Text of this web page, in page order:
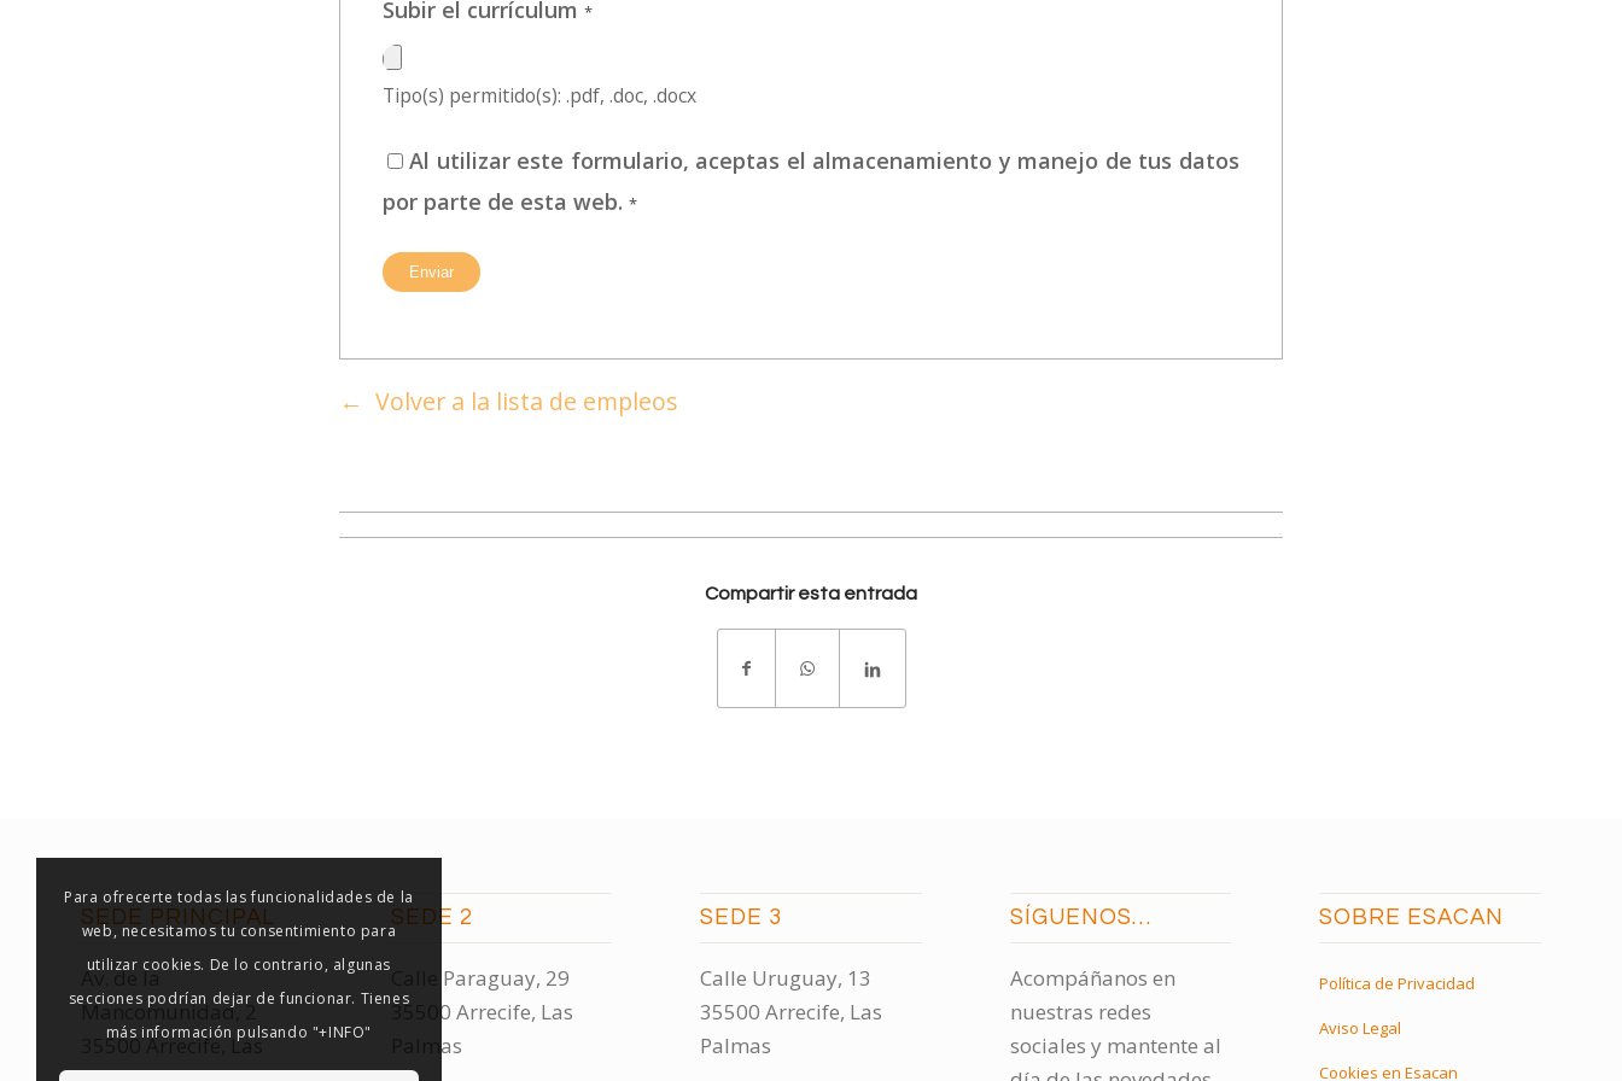
Subir el currículum *
Tipo(s) permitido(s): .pdf, .doc, .docx
Al utilizar este formulario, aceptas el almacenamiento y manejo de tus datos
por parte de esta web. *
Volver a la lista de empleos
Compartir esta entrada
SEDE PRINCIPAL
Av. de la
Mancomunidad, 2
35500 Arrecife, Las
SEDE 2
Calle Paraguay, 29
35500 Arrecife, Las
Palmas
SEDE 3
Calle Uruguay, 13
35500 Arrecife, Las
Palmas
SÍGUENOS…
Acompáñanos en
nuestras redes
sociales y mantente al
SOBRE ESACAN
Política de Privacidad
Aviso Legal
Cookies en Esacan
Para ofrecerte todas las funcionalidades de la
web, necesitamos tu consentimiento para
utilizar cookies. De lo contrario, algunas
secciones podrían dejar de funcionar. Tienes
más información pulsando "+INFO"